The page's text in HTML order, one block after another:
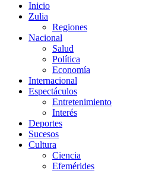
Reporte Relámpago
Claridad y rigor en cada noticia
Inicio
Zulia
Regiones
Nacional
Salud
Política
Economía
Internacional
Espectáculos
Entretenimiento
Interés
Deportes
Sucesos
Cultura
Ciencia
Efemérides